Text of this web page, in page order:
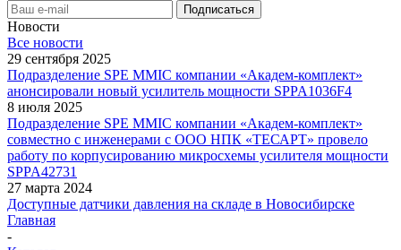
Новости
Все новости
29 сентября 2025
Подразделение SPE MMIC компании «Академ-комплект»
анонсировали новый усилитель мощности SPPA1036F4
8 июля 2025
Подразделение SPE MMIC компании «Академ-комплект»
совместно с инженерами с ООО НПК «ТЕСАРТ» провело
работу по корпусированию микросхемы усилителя мощности
SPPA42731
27 марта 2024
Доступные датчики давления на складе в Новосибирске
Главная
-